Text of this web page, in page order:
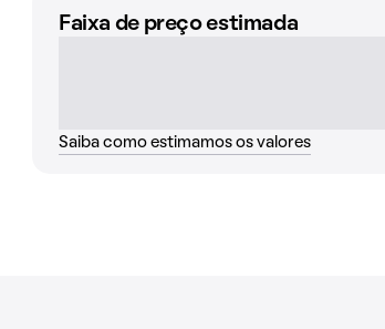
Faixa de preço estimada
Saiba como estimamos os valores